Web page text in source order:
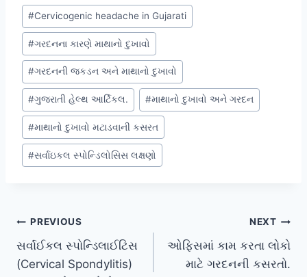
Post
Tags:
#Cervicogenic headache in Gujarati
#ગરદનના કારણે માથાનો દુખાવો
#ગરદનની જકડન અને માથાનો દુખાવો
#ગુજરાતી હેલ્થ આર્ટિકલ. #માથાનો દુખાવો અને ગરદન
#માથાનો દુખાવો મટાડવાની કસરત
#સર્વાઇકલ સ્પોન્ડિલોસિસ લક્ષણો
Post
navigation
PREVIOUS
સર્વાઈકલ સ્પોન્ડિલાઈટિસ
(Cervical Spondylitis)
NEXT
ઓફિસમાં કામ કરતા લોકો
માટે ગરદનની કસરતો.